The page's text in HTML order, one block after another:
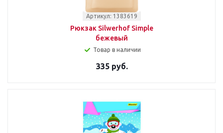
Артикул: 1383619
Рюкзак Silwerhof Simple
бежевый
Товар в наличии
335 руб.